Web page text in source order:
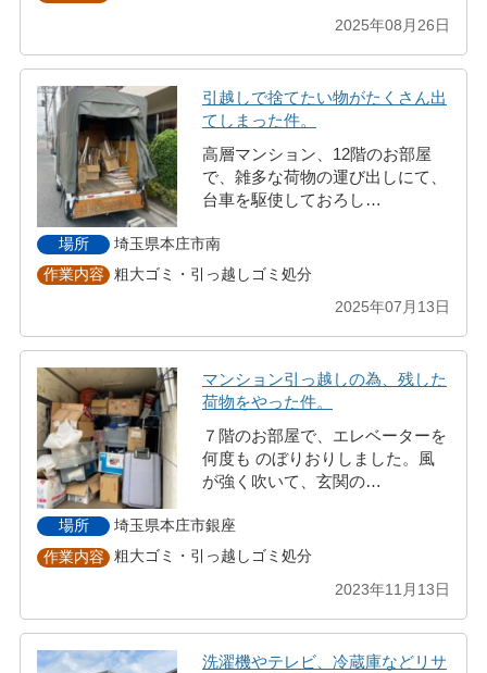
2025年08月26日
引越しで捨てたい物がたくさん出
てしまった件。
高層マンション、12階のお部屋
で、雑多な荷物の運び出しにて、
台車を駆使しておろし…
場所
埼玉県本庄市南
作業内容
粗大ゴミ・引っ越しゴミ処分
2025年07月13日
マンション引っ越しの為、残した
荷物をやった件。
７階のお部屋で、エレベーターを
何度も のぼりおりしました。風
が強く吹いて、玄関の…
場所
埼玉県本庄市銀座
作業内容
粗大ゴミ・引っ越しゴミ処分
2023年11月13日
洗濯機やテレビ、冷蔵庫などリサ